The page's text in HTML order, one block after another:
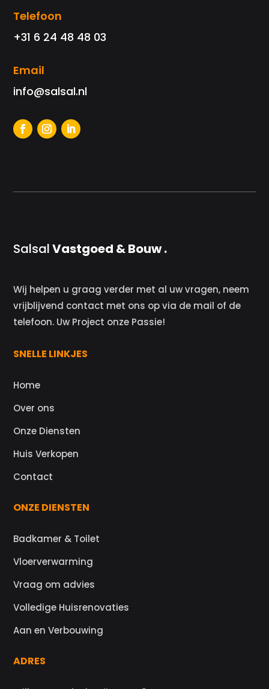
Telefoon
+31 6 24 48 48 03
Email
info@salsal.nl
SalsalVastgoed & Bouw .
Wij helpen u graag verder met al uw vragen, neem
vrijblijvend contact met ons op via de mail of de
telefoon. Uw Project onze Passie!
SNELLE LINKJES
Home
Over ons
Onze Diensten
Huis Verkopen
Contact
ONZE DIENSTEN
Badkamer & Toilet
Vloerverwarming
Vraag om advies
Volledige Huisrenovaties
Aan en Verbouwing
ADRES